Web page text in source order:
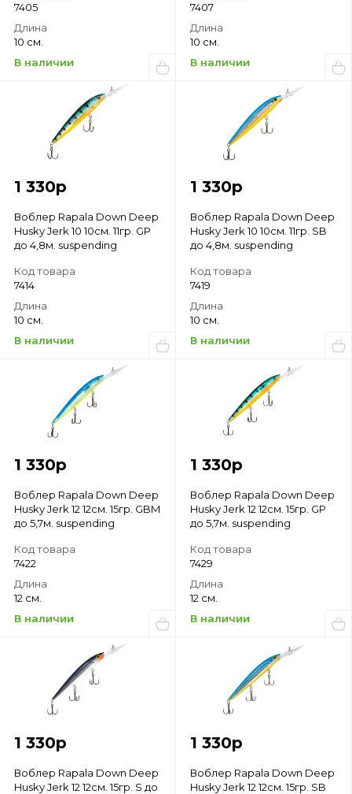
7405
Длина
10 см.
В наличии
7407
Длина
10 см.
В наличии
1 330р
Воблер Rapala Down Deep
Husky Jerk 10 10см. 11гр. GP
до 4,8м. suspending
Код товара
7414
Длина
10 см.
В наличии
1 330р
Воблер Rapala Down Deep
Husky Jerk 10 10см. 11гр. SB
до 4,8м. suspending
Код товара
7419
Длина
10 см.
В наличии
1 330р
Воблер Rapala Down Deep
Husky Jerk 12 12см. 15гр. GBM
до 5,7м. suspending
Код товара
7422
Длина
12 см.
В наличии
1 330р
Воблер Rapala Down Deep
Husky Jerk 12 12см. 15гр. GP
до 5,7м. suspending
Код товара
7429
Длина
12 см.
В наличии
1 330р
Воблер Rapala Down Deep
Husky Jerk 12 12см. 15гр. S до
1 330р
Воблер Rapala Down Deep
Husky Jerk 12 12см. 15гр. SB